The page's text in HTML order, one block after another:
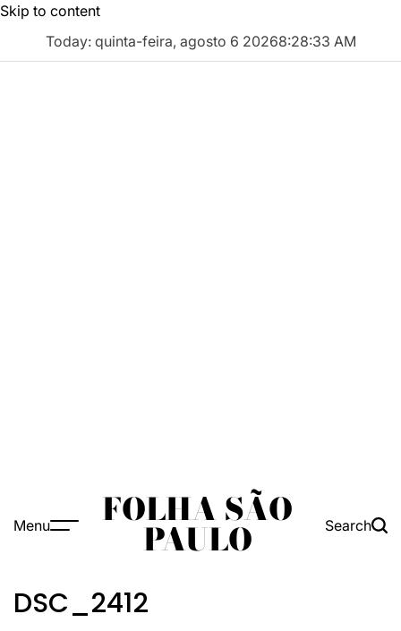
Skip to content
Today: quinta-feira, agosto 6 20268:28:34 AM
Menu FOLHA SÃO
PAULO Search
DSC_2412